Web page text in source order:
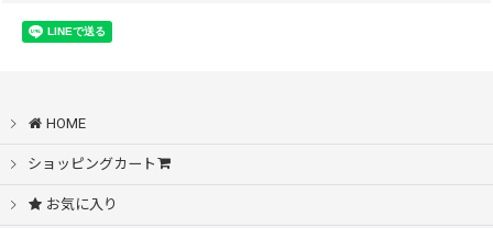
りと…
HOME
ショッピングカート
お気に入り